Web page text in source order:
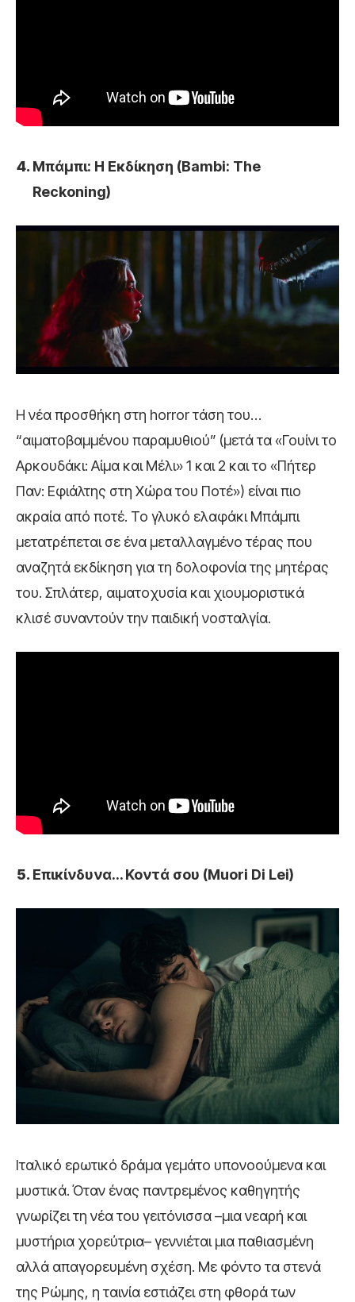
Μπάμπι: Η Εκδίκηση (Bambi: The
Reckoning)
Η νέα προσθήκη στη horror τάση του…
“αιματοβαμμένου παραμυθιού” (μετά τα «Γουίνι το
Αρκουδάκι: Αίμα και Μέλι» 1 και 2 και το «Πήτερ
Παν: Εφιάλτης στη Χώρα του Ποτέ») είναι πιο
ακραία από ποτέ. Το γλυκό ελαφάκι Μπάμπι
μετατρέπεται σε ένα μεταλλαγμένο τέρας που
αναζητά εκδίκηση για τη δολοφονία της μητέρας
του. Σπλάτερ, αιματοχυσία και χιουμοριστικά
κλισέ συναντούν την παιδική νοσταλγία.
Επικίνδυνα… Κοντά σου (Muori Di Lei)
Ιταλικό ερωτικό δράμα γεμάτο υπονοούμενα και
μυστικά. Όταν ένας παντρεμένος καθηγητής
γνωρίζει τη νέα του γειτόνισσα –μια νεαρή και
μυστήρια χορεύτρια– γεννιέται μια παθιασμένη
αλλά απαγορευμένη σχέση. Με φόντο τα στενά
της Ρώμης, η ταινία εστιάζει στη φθορά των